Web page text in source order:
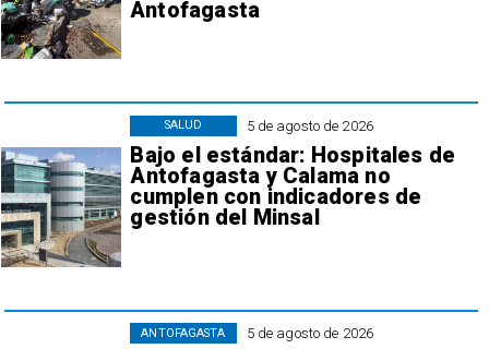
Antofagasta
5 de agosto de 2026
Bajo el estándar: Hospitales de
Antofagasta y Calama no
cumplen con indicadores de
gestión del Minsal
SALUD
5 de agosto de 2026
ANTOFAGASTA